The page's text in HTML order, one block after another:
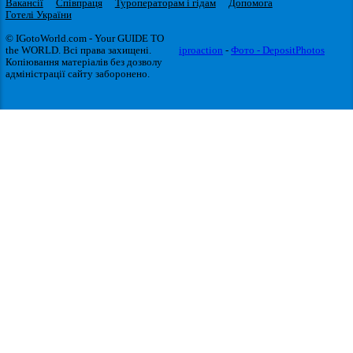
Вакансії
Співпраця Туроператорам і гідам
Допомога
Готелі України
© IGotoWorld.com - Your GUIDE TO
the WORLD. Всі права захищені.
Копіювання матеріалів без дозволу
адміністрації сайту заборонено.
iproaction - Фото - DepositPhotos